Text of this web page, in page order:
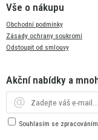
Vše o nákupu
Obchodní podmínky
Zásady ochrany soukromí
Odstoupit od smlouvy
Akční nabídky a
Souhlasím se zpracováním